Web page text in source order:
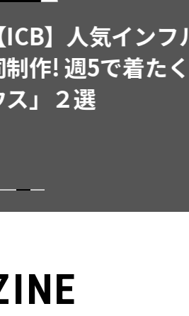
】人気インフル
作! 週5で着たく
２選